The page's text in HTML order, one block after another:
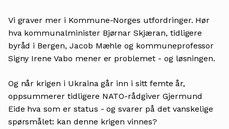
Vi graver mer i Kommune-Norges utfordringer. Hør
hva kommunalminister Bjørnar Skjæran, tidligere
byråd i Bergen, Jacob Mæhle og kommuneprofessor
Signy Irene Vabo mener er problemet - og løsningen.
Og når krigen i Ukraina går inn i sitt femte år,
oppsummerer tidligere NATO-rådgiver Gjermund
Eide hva som er status - og svarer på det vanskelige
spørsmålet: kan denne krigen vinnes?